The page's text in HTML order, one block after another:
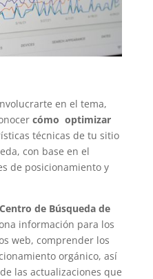
en el tema,
cómo optimizar
técnicas de tu sitio
con base en el
de posicionamiento y
Centro de Búsqueda de
información para los
web, comprender los
orgánico, así
las actualizaciones que